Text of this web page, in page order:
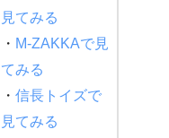
見てみる
・ M-ZAKKAで見
てみる
・ 信長トイズで
見てみる